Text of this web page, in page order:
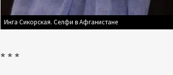
Инга Сикорская. Селфи в Афганистане
* * *